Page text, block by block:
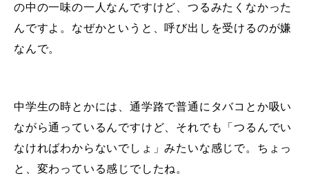
の中の一味の一人なんですけど、つるみたくなかった
んですよ。なぜかというと、呼び出しを受けるのが嫌
なんで。
中学生の時とかには、通学路で普通にタバコとか吸い
ながら通っているんですけど、それでも「つるんでい
なければわからないでしょ」みたいな感じで。ちょっ
と、変わっている感じでしたね。